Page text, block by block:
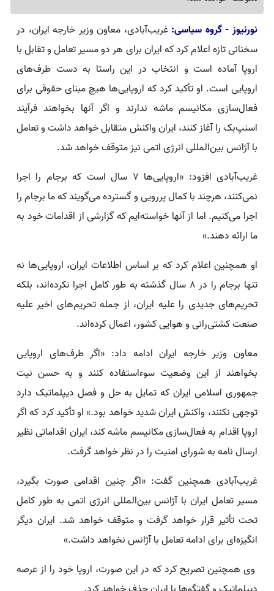
نورنیوز - گروه سیاسی: غریب‌آبادی، معاون وزیر خارجه ایران، در
سخنانی تازه اعلام کرد که ایران برای هر دو مسیر تعامل و تقابل با
اروپا آماده است و انتخاب در این راستا به دست طرف‌های
اروپایی است. او تأکید کرد که اروپایی‌ها هیچ مبنای حقوقی برای
فعال‌سازی مکانیسم ماشه ندارند و اگر آنها بخواهند فرآیند
اسنپ‌بک را آغاز کنند، ایران واکنش متقابل خواهد داشت و تعامل
با آژانس بین‌المللی انرژی اتمی نیز متوقف خواهد شد.
غریب‌آبادی افزود: «اروپایی‌ها ۷ سال است که برجام را اجرا
نمی‌کنند، هرچند با کمال پررویی و گسترده می‌گویند که ما برجام را
اجرا می‌کنیم. اما از آنها خواسته‌ایم که گزارشی از اقدامات خود به
ما ارائه دهند.»
او همچنین اعلام کرد که بر اساس اطلاعات ایران، اروپایی‌ها نه
تنها برجام را در ۸ سال گذشته به طور کامل اجرا نکرده‌اند، بلکه
تحریم‌های جدیدی را علیه ایران، از جمله تحریم‌های اخیر علیه
صنعت کشتی‌رانی و هوایی کشور، اعمال کرده‌اند.
معاون وزیر خارجه ایران ادامه داد: «اگر طرف‌های اروپایی
بخواهند از این وضعیت سوءاستفاده کنند و به حسن نیت
جمهوری اسلامی ایران که تمایل به حل و فصل دیپلماتیک دارد
توجهی نکنند، واکنش ایران شدید خواهد بود.» او تأکید کرد که اگر
اروپا اقدام به فعال‌سازی مکانیسم ماشه کند، ایران اقداماتی نظیر
ارسال نامه به شورای امنیت را در نظر خواهد گرفت.
غریب‌آبادی همچنین گفت: «اگر چنین اقدامی صورت بگیرد،
مسیر تعامل ایران با آژانس بین‌المللی انرژی اتمی به طور کامل
تحت تأثیر قرار خواهد گرفت و متوقف خواهد شد. ایران دیگر
انگیزه‌ای برای ادامه تعامل با آژانس نخواهد داشت.»
وی همچنین تصریح کرد که در این صورت، اروپا خود را از عرصه